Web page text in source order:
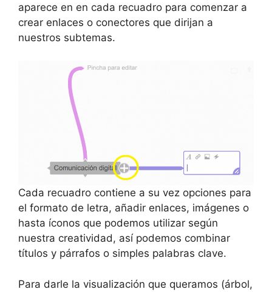
aparece en en cada recuadro para comenzar a
crear enlaces o conectores que dirijan a
nuestros subtemas.
Cada recuadro contiene a su vez opciones para
el formato de letra, añadir enlaces, imágenes o
hasta íconos que podemos utilizar según
nuestra creatividad, así podemos combinar
títulos y párrafos o simples palabras clave.
Para darle la visualización que queramos (árbol,